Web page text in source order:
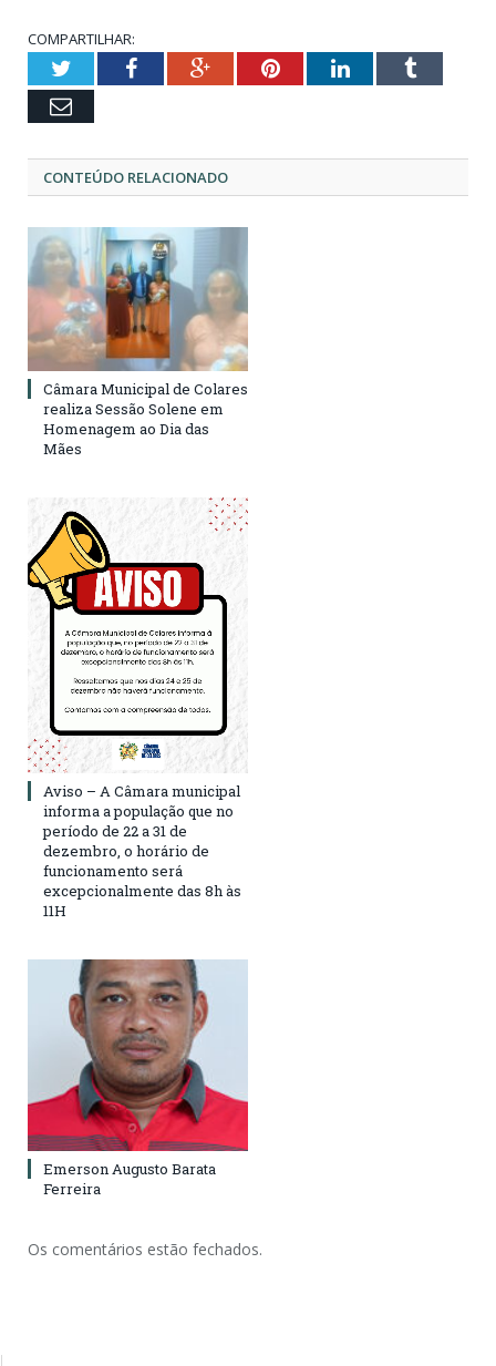
COMPARTILHAR:
TwitterFacebookGoogle+PinterestLinkedInTumblr
Email
CONTEÚDO RELACIONADO
Câmara Municipal de Colares
realiza Sessão Solene em
Homenagem ao Dia das
Mães
Aviso – A Câmara municipal
informa a população que no
período de 22 a 31 de
dezembro, o horário de
funcionamento será
excepcionalmente das 8h às
11H
Emerson Augusto Barata
Ferreira
Os comentários estão fechados.